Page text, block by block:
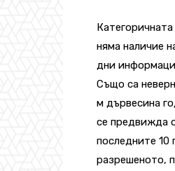
няма наличие
дни
Също са
м дървесина
се предвижда
последните
разрешеното,